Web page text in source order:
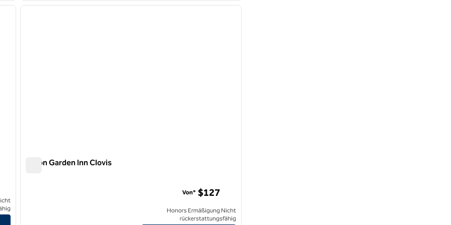
nächstes Bild
1 von 13
nächstes Bild
Hilton Garden Inn Clovis
Von* $127
Honors Ermäßigung Nicht
rückerstattungsfähig